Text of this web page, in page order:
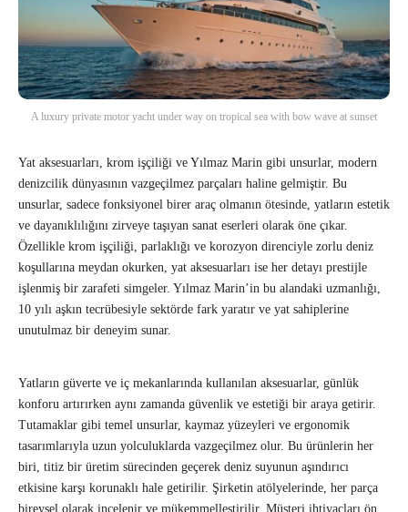
A luxury private motor yacht under way on tropical sea with bow wave at sunset
Yat aksesuarları, krom işçiliği ve Yılmaz Marin gibi unsurlar, modern
denizcilik dünyasının vazgeçilmez parçaları haline gelmiştir. Bu
unsurlar, sadece fonksiyonel birer araç olmanın ötesinde, yatların estetik
ve dayanıklılığını zirveye taşıyan sanat eserleri olarak öne çıkar.
Özellikle krom işçiliği, parlaklığı ve korozyon direnciyle zorlu deniz
koşullarına meydan okurken, yat aksesuarları ise her detayı prestijle
işlenmiş bir zarafeti simgeler. Yılmaz Marin’in bu alandaki uzmanlığı,
10 yılı aşkın tecrübesiyle sektörde fark yaratır ve yat sahiplerine
unutulmaz bir deneyim sunar.
Yatların güverte ve iç mekanlarında kullanılan aksesuarlar, günlük
konforu artırırken aynı zamanda güvenlik ve estetiği bir araya getirir.
Tutamaklar gibi temel unsurlar, kaymaz yüzeyleri ve ergonomik
tasarımlarıyla uzun yolculuklarda vazgeçilmez olur. Bu ürünlerin her
biri, titiz bir üretim sürecinden geçerek deniz suyunun aşındırıcı
etkisine karşı korunaklı hale getirilir. Şirketin atölyelerinde, her parça
bireysel olarak incelenir ve mükemmelleştirilir. Müşteri ihtiyaçları ön